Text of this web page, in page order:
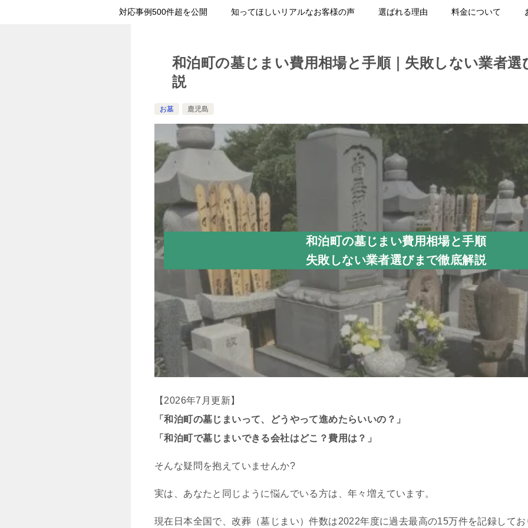
対応事例500件超を公開 知ってほしいリアルなお客様の声 選ばれる理由 料金について
和泊町の墓じまい費用相場と手順｜失敗しない業者選
説
お墓 鹿児島
和泊町の墓じまい費用相場と手順
失敗しない業者選びまで徹底解説
【2026年7月更新】
「和泊町の墓じまいって、どうやって進めたらいいの？」
「和泊町で墓じまいできる会社はどこ？費用は？」
そんな疑問を抱えていませんか?
実は、あなたと同じように悩んでいる方は、年々増えています。
現在日本全国で、改葬（墓じまい）件数は2022年度に過去最高の15万件を記録してお